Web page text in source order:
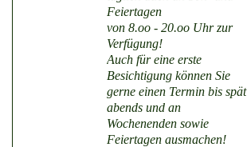
Feiertagen
von 8.oo - 20.oo Uhr zur
Verfügung!
Auch für eine erste
Besichtigung können Sie
gerne einen Termin bis spät
abends und an
Wochenenden sowie
Feiertagen ausmachen!